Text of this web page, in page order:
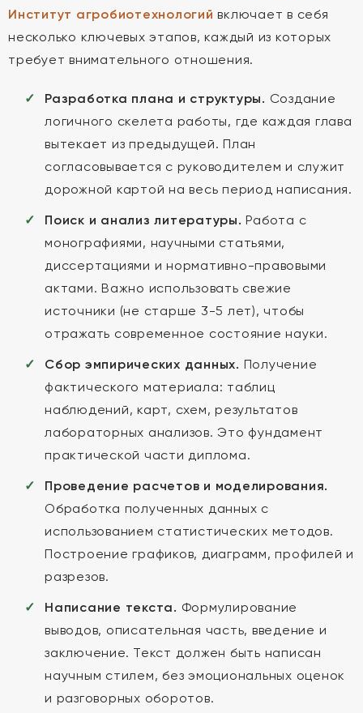
Институт агробиотехнологий включает в себя
несколько ключевых этапов, каждый из которых
требует внимательного отношения.
Разработка плана и структуры. Создание
логичного скелета работы, где каждая глава
вытекает из предыдущей. План
согласовывается с руководителем и служит
дорожной картой на весь период написания.
Поиск и анализ литературы. Работа с
монографиями, научными статьями,
диссертациями и нормативно-правовыми
актами. Важно использовать свежие
источники (не старше 3-5 лет), чтобы
отражать современное состояние науки.
Сбор эмпирических данных. Получение
фактического материала: таблиц
наблюдений, карт, схем, результатов
лабораторных анализов. Это фундамент
практической части диплома.
Проведение расчетов и моделирования.
Обработка полученных данных с
использованием статистических методов.
Построение графиков, диаграмм, профилей и
разрезов.
Написание текста. Формулирование
выводов, описательная часть, введение и
заключение. Текст должен быть написан
научным стилем, без эмоциональных оценок
и разговорных оборотов.